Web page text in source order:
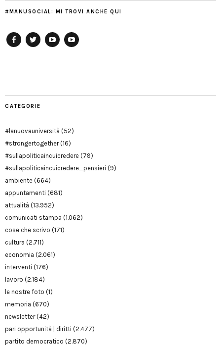
#MANUSOCIAL: MI TROVI ANCHE QUI
CATEGORIE
#lanuovauniversità (52)
#strongertogether(16)
#sullapoliticaincuicredere (79)
#sullapoliticaincuicredere_pensieri (9)
ambiente (664)
appuntamenti (681)
attualità (13.952)
comunicati stampa (1.062)
cose che scrivo (171)
cultura (2.711)
economia (2.061)
interventi (176)
lavoro (2.184)
le nostre foto (1)
memoria (670)
newsletter(42)
pari opportunità | diritti (2.477)
partito democratico (2.870)